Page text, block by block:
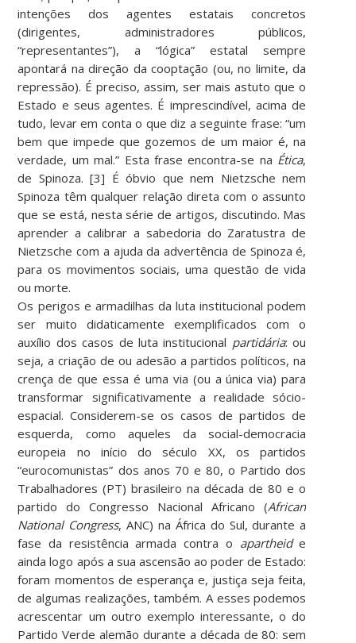
intenções dos agentes estatais concretos
(dirigentes, administradores públicos,
“representantes”), a “lógica” estatal sempre
apontará na direção da cooptação (ou, no limite, da
repressão). É preciso, assim, ser mais astuto que o
Estado e seus agentes. É imprescindível, acima de
tudo, levar em conta o que diz a seguinte frase: “um
bem que impede que gozemos de um maior é, na
verdade, um mal.” Esta frase encontra-se na Ética,
de Spinoza. [3] É óbvio que nem Nietzsche nem
Spinoza têm qualquer relação direta com o assunto
que se está, nesta série de artigos, discutindo. Mas
aprender a calibrar a sabedoria do Zaratustra de
Nietzsche com a ajuda da advertência de Spinoza é,
para os movimentos sociais, uma questão de vida
ou morte.
Os perigos e armadilhas da luta institucional podem
ser muito didaticamente exemplificados com o
auxílio dos casos de luta institucional partidária: ou
seja, a criação de ou adesão a partidos políticos, na
crença de que essa é uma via (ou a única via) para
transformar significativamente a realidade sócio-
espacial. Considerem-se os casos de partidos de
esquerda, como aqueles da social-democracia
europeia no início do século XX, os partidos
“eurocomunistas” dos anos 70 e 80, o Partido dos
Trabalhadores (PT) brasileiro na década de 80 e o
partido do Congresso Nacional Africano (African
National Congress, ANC) na África do Sul, durante a
fase da resistência armada contra o apartheide
ainda logo após a sua ascensão ao poder de Estado:
foram momentos de esperança e, justiça seja feita,
de algumas realizações, também. A esses podemos
acrescentar um outro exemplo interessante, o do
Partido Verde alemão durante a década de 80: sem